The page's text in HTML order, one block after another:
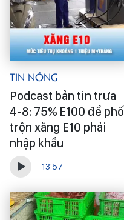
Tin Nóng
Podcast bản tin trưa
4-8: 75% E100 để
trộn xăng E10 phải
nhập khẩu
13:57